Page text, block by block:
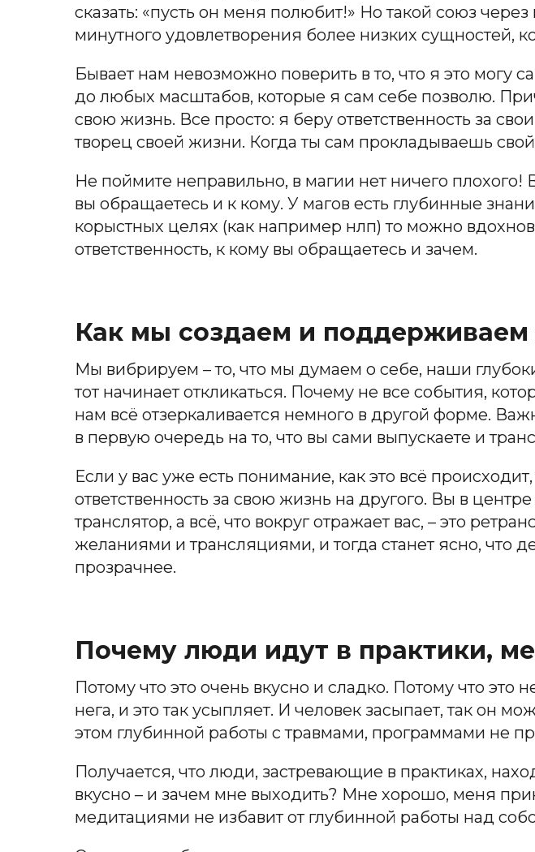
сказать: «пусть он меня полюбит!» Но такой союз
минутного удовлетворения более низких сущностей,
Бывает нам невозможно поверить в то, что я это могу
до любых масштабов, которые я сам себе позволю.
свою жизнь. Все просто: я беру ответственность за
творец своей жизни. Когда ты сам прокладываешь
Не поймите неправильно, в магии нет ничего плохого!
вы обращаетесь и к кому. У магов есть глубинные
корыстных целях (как например нлп) то можно
ответственность, к кому вы обращаетесь и зачем.
Как мы создаем и поддерживаем
Мы вибрируем – то, что мы думаем о себе, наши
тот начинает откликаться. Почему не все события,
нам всё отзеркаливается немного в другой форме.
в первую очередь на то, что вы сами выпускаете и
Если у вас уже есть понимание, как это всё
ответственность за свою жизнь на другого. Вы в
транслятор, а всё, что вокруг отражает вас, – это
желаниями и трансляциями, и тогда станет ясно, что
прозрачнее.
Почему люди идут в практики,
Потому что это очень вкусно и сладко. Потому что это
нега, и это так усыпляет. И человек засыпает, так он
этом глубинной работы с травмами, программами не
Получается, что люди, застревающие в практиках,
вкусно – и зачем мне выходить? Мне хорошо, меня
медитациями не избавит от глубинной работы над